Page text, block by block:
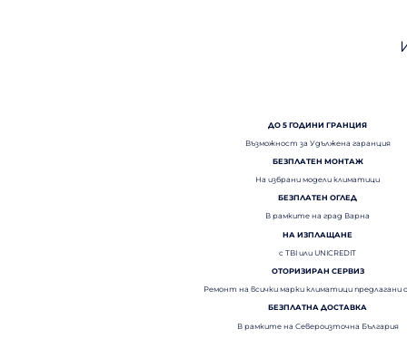
ДО 5 ГОДИНИ ГРАНЦИЯ
Възможност за Удължена гаранция
БЕЗПЛАТЕН МОНТАЖ
На избрани модели климатици
БЕЗПЛАТЕН ОГЛЕД
В рамките на град Варна
НА ИЗПЛАЩАНЕ
с TBI или UNICREDIT
ОТОРИЗИРАН СЕРВИЗ
Ремонт на всички марки климатици предлагани
БЕЗПЛАТНА ДОСТАВКА
В рамките на Североизточна България